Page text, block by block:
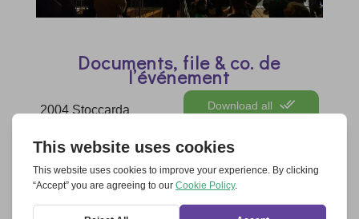
Documents, file & co. de
l’événement
Download all
2004 Stoccarda